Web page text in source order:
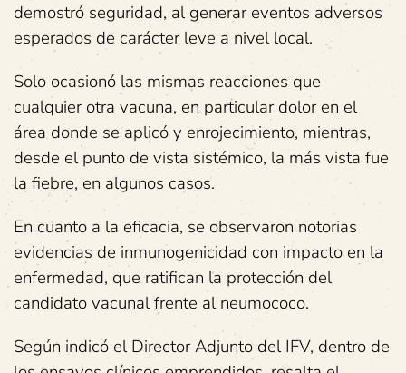
demostró seguridad, al generar eventos adversos
esperados de carácter leve a nivel local.
Solo ocasionó las mismas reacciones que
cualquier otra vacuna, en particular dolor en el
área donde se aplicó y enrojecimiento, mientras,
desde el punto de vista sistémico, la más vista fue
la fiebre, en algunos casos.
En cuanto a la eficacia, se observaron notorias
evidencias de inmunogenicidad con impacto en la
enfermedad, que ratifican la protección del
candidato vacunal frente al neumococo.
Según indicó el Director Adjunto del IFV, dentro de